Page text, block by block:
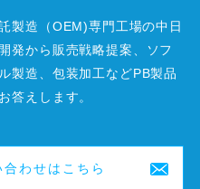
製造（OEM)専門工場の中日
発から販売戦略提案、ソフ
製造、包装加工などPB製品
答えします。
わせはこちら